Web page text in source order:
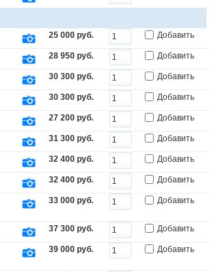
25 000 руб. Добавить
28 950 руб. Добавить
30 300 руб. Добавить
30 300 руб. Добавить
27 200 руб. Добавить
31 300 руб. Добавить
32 400 руб. Добавить
32 400 руб. Добавить
33 000 руб. Добавить
37 300 руб. Добавить
39 000 руб. Добавить